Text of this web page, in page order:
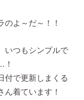
のよ～だ～！！
いつもシンプルで
！
付で更新しまくる
着ています！